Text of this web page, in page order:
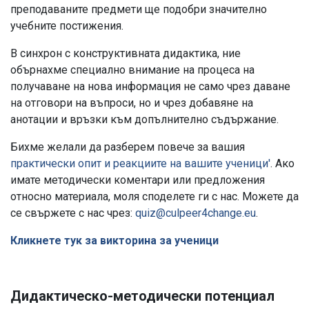
преподаваните предмети ще подобри значително
учебните постижения.
В синхрон с конструктивната дидактика, ние
обърнахме специално внимание на процеса на
получаване на нова информация не само чрез даване
на отговори на въпроси, но и чрез добавяне на
анотации и връзки към допълнително съдържание.
Бихме желали да разберем повече за вашия
практически опит и реакциите на вашите ученици'. Ако
имате методически коментари или предложения
относно материала, моля споделете ги с нас. Можете да
се свържете с нас чрез: quiz@culpeer4change.eu.
Кликнете тук за викторина за ученици
Дидактическо-методически потенциал